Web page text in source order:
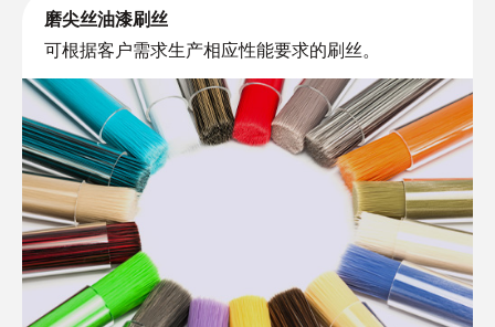
磨尖丝油漆刷丝
可根据客户需求生产相应性能要求的刷丝。